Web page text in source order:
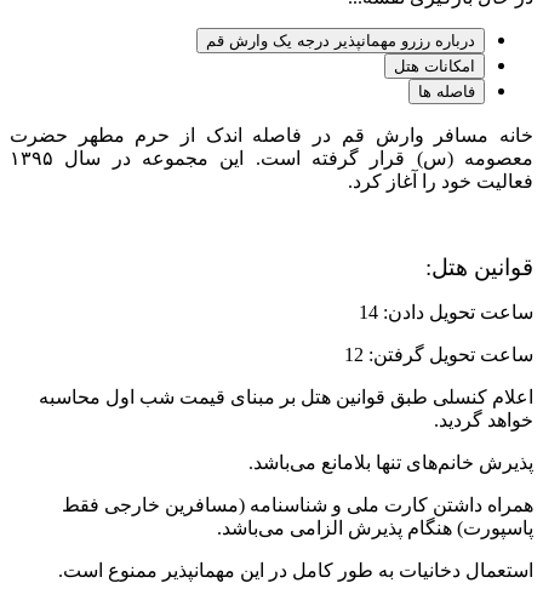
درباره رزرو مهمانپذیر درجه یک وارش قم
امکانات هتل
فاصله ها
خانه مسافر وارش قم در فاصله اندک از حرم مطهر حضرت
معصومه (س) قرار گرفته است. این مجموعه در سال ۱۳۹۵
فعالیت خود را آغاز کرد.
قوانین هتل:
ساعت تحویل دادن: 14
ساعت تحویل گرفتن: 12
اعلام کنسلی طبق قوانین هتل بر مبنای قیمت شب اول محاسبه
خواهد گردید.
پذیرش خانم‌های تنها بلامانع می‌باشد.
همراه داشتن کارت ملی و شناسنامه (مسافرین خارجی فقط
پاسپورت) هنگام پذیرش الزامی می‌باشد.
استعمال دخانیات به طور کامل در این مهمانپذیر ممنوع است.